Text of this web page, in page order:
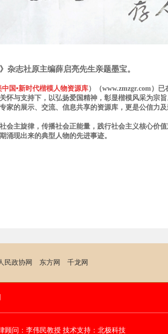
杂志社原主编薛启亮先生亲题墨宝。
中国•新时代楷模人物资源库）（www.zmzgr.com）已
与支持下，以弘扬爱国精神，彰显楷模风采为宗旨
的展示、交流、信息共享的资源库，更是公信力及
主旋律，传播社会正能量，践行社会主义核心价值
涌现出来的典型人物的先进事迹。
民政协网 东方网 千龙网
顾问： 李伟民教授 技术支持： 北极科技